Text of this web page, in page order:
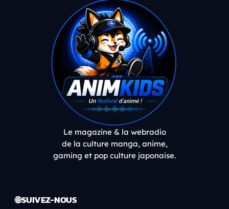
Le magazine & la webradio
de la culture manga, anime,
gaming et pop culture japonaise.
🌐 SUIVEZ-NOUS